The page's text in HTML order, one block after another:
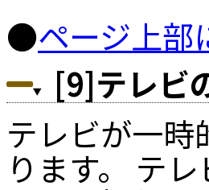
●ページ上部
[9]テレビ
テレビが一時
ります。 テ